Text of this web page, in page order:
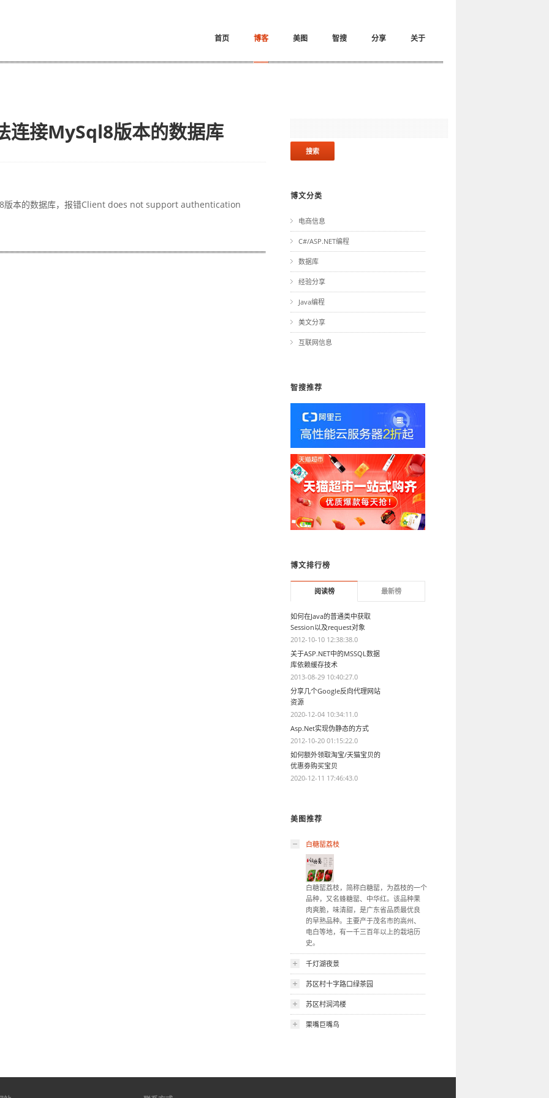
首页 博客 美图 智搜 分享 关于
连接MySql8版本的数据库
版本的数据库，报错Client does not support authentication
博文分类
电商信息
C#/ASP.NET编程
数据库
经验分享
Java编程
美文分享
互联网信息
智搜推荐
博文排行榜
阅读榜 最新榜
如何在Java的普通类中获取
Session以及request对象
2012-10-10 12:38:38.0
关于ASP.NET中的MSSQL数据
库依赖缓存技术
2013-08-29 10:40:27.0
分享几个Google反向代理网站
资源
2020-12-04 10:34:11.0
Asp.Net实现伪静态的方式
2012-10-20 01:15:22.0
如何额外领取淘宝/天猫宝贝的
优惠劵购买宝贝
2020-12-11 17:46:43.0
美图推荐
白糖罂荔枝
白糖罂荔枝，简称白糖罂，为荔枝的一个
品种，又名蜂糖罂、中华红。该品种果
肉爽脆，味清甜，是广东省品质最优良
的早熟品种。主要产于茂名市的高州、
电白等地，有一千三百年以上的栽培历
史。
千灯湖夜景
苏区村十字路口绿茶园
苏区村润鸿楼
栗嘴巨嘴鸟